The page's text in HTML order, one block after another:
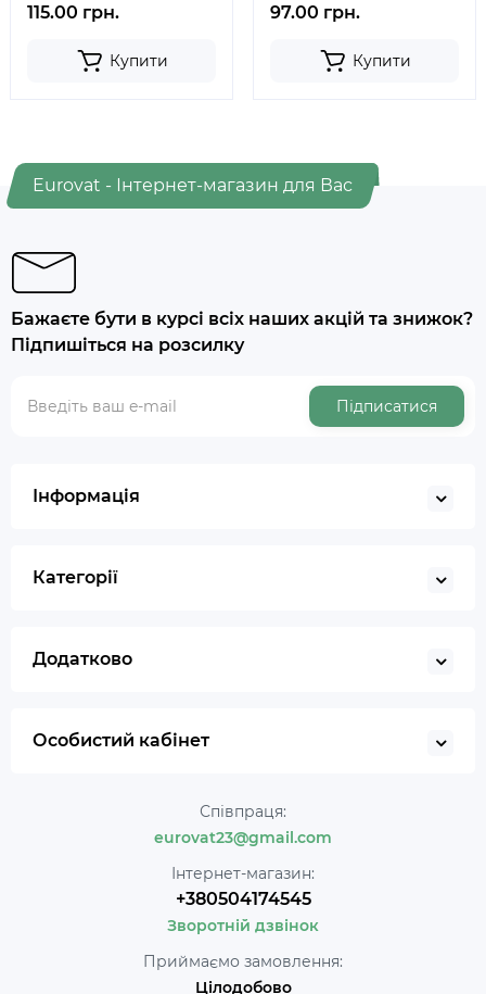
115.00 грн.
Купити
97.00 грн.
Купити
Eurovat - Інтернет-магазин для Вас
Бажаєте бути в курсі всіх наших акцій та знижок?
Підпишіться на розсилку
Підписатися
Інформація
Категорії
Додатково
Особистий кабінет
Співпраця:
eurovat23@gmail.com
Інтернет-магазин:
+380504174545
Зворотній дзвінок
Приймаємо замовлення:
Цілодобово